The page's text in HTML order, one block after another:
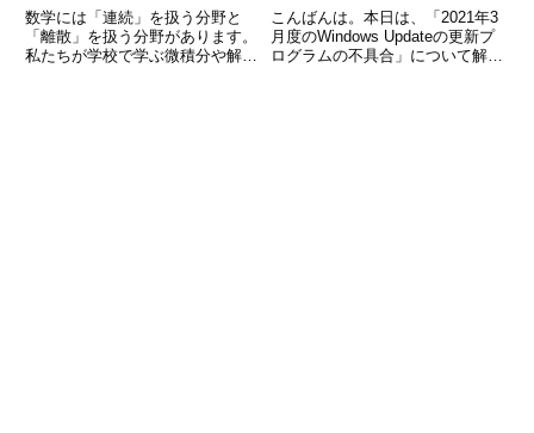
数学には「連続」を扱う分野と
「離散」を扱う分野があります。
私たちが学校で学ぶ微積分や解析
ン、白抜き）
こんばんは。本日は、「2021年3
月度のWindows Updateの更新プ
ログラムの不具合」について解説